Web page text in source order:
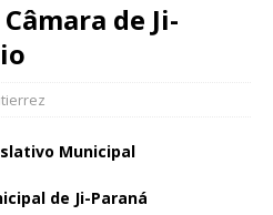
de Ji-
Municipal
de Ji-Paraná